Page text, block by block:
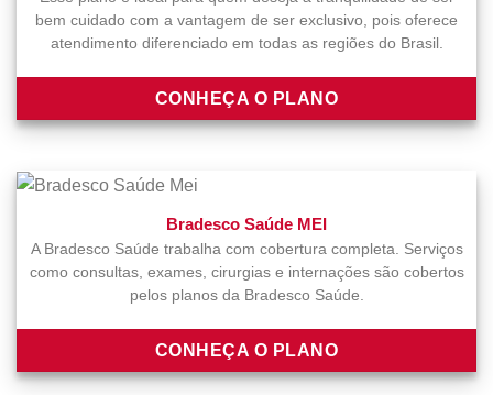
bem cuidado com a vantagem de ser exclusivo, pois oferece
atendimento diferenciado em todas as regiões do Brasil.
CONHEÇA O PLANO
Bradesco Saúde MEI
A Bradesco Saúde trabalha com cobertura completa. Serviços
como consultas, exames, cirurgias e internações são cobertos
pelos planos da Bradesco Saúde.
CONHEÇA O PLANO